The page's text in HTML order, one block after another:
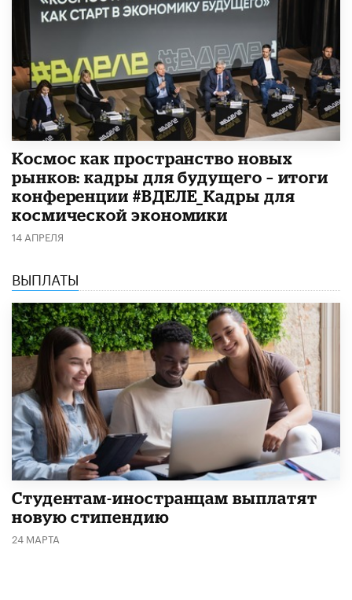
Космос как пространство новых
рынков: кадры для будущего – итоги
конференции #ВДЕЛЕ_Кадры для
космической экономики
14 АПРЕЛЯ
ВЫПЛАТЫ
Студентам-иностранцам выплатят
новую стипендию
24 МАРТА